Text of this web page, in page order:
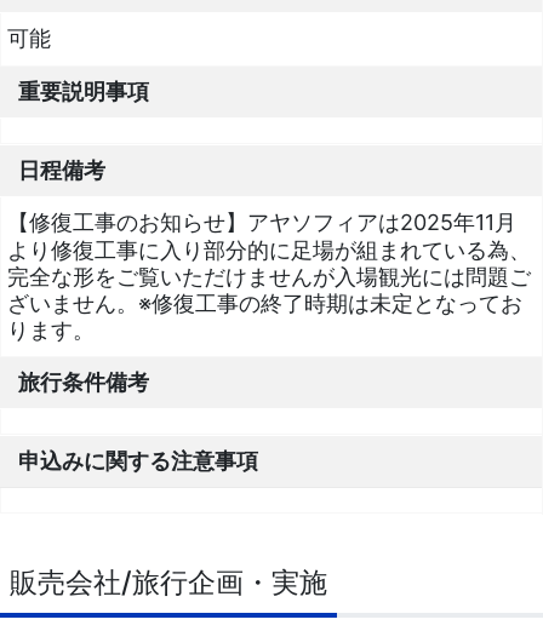
可能
重要説明事項
日程備考
【修復工事のお知らせ】アヤソフィアは2025年11月
より修復工事に入り部分的に足場が組まれている為、
完全な形をご覧いただけませんが入場観光には問題ご
ざいません。※修復工事の終了時期は未定となってお
ります。
旅行条件備考
申込みに関する注意事項
販売会社/旅行企画・実施